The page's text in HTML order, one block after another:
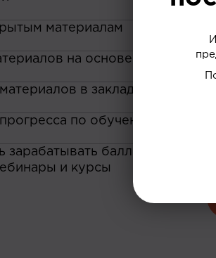
материалам
на основе ваших
в закладки
по обучению
зарабатывать баллы и
и курсы